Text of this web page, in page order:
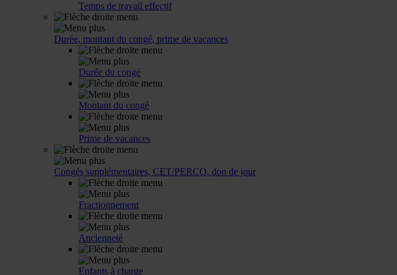
Temps de travail effectif
Durée, montant du congé, prime de vacances
Durée du congé
Montant du congé
Prime de vacances
Congés supplémentaires, CET/PERCO, don de jour
Fractionnement
Ancienneté
Enfants à charge